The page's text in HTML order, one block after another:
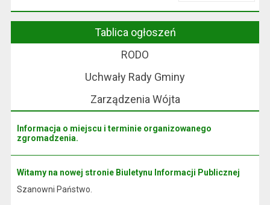
Tablica ogłoszeń
RODO
Uchwały Rady Gminy
Zarządzenia Wójta
Informacja o miejscu i terminie organizowanego
zgromadzenia.
Witamy na nowej stronie Biuletynu Informacji Publicznej
Szanowni Państwo.